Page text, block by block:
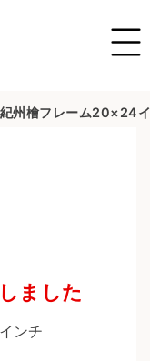
紀州檜フレーム20×24
ました
ンチ